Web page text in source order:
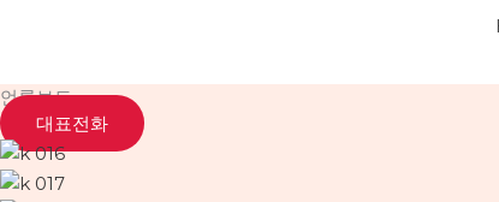
로
건
너
뛰
언론보도
대표전화